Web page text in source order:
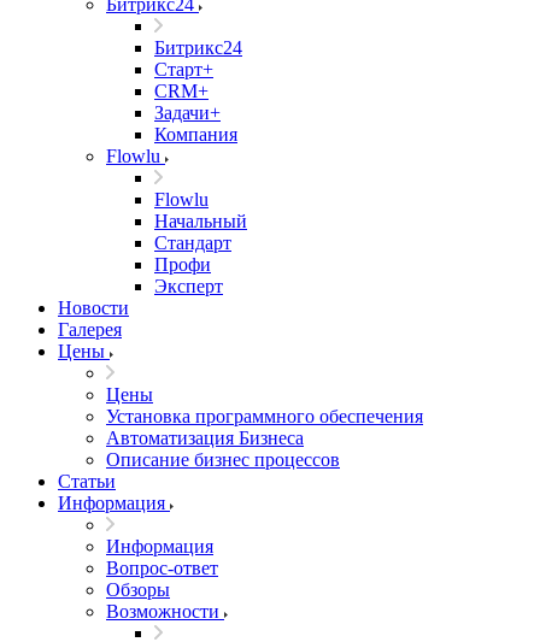
Битрикс24
Битрикс24
Старт+
CRM+
Задачи+
Компания
Flowlu
Flowlu
Начальный
Стандарт
Профи
Эксперт
Новости
Галерея
Цены
Цены
Установка программного обеспечения
Автоматизация Бизнеса
Описание бизнес процессов
Статьи
Информация
Информация
Вопрос-ответ
Обзоры
Возможности